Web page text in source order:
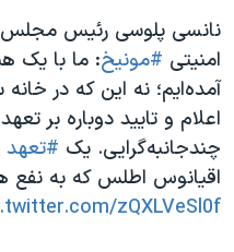
نانسی پلوسی رئیس مجلس
امنیتی #مونیخ: ما با یک
آمده‌ایم؛ نه این که در
اعلام و تایید دوباره بر
چندجانبه‌گرایی. یک #تعهد
اقیانوس اطلس که به نفع
zQXLVeSl0f